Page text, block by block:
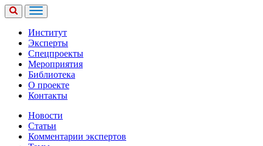
Институт
Эксперты
Спецпроекты
Мероприятия
Библиотека
О проекте
Контакты
Новости
Статьи
Комментарии экспертов